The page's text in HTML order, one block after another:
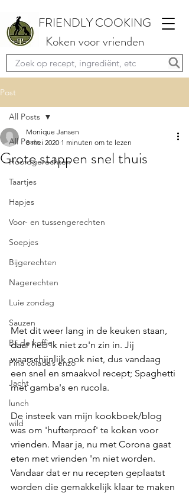
FRIENDLY COOKING
Koken voor vrienden
Post
All Posts
Hoofdgerechten
Taartjes
Hapjes
Voor- en tussengerechten
Soepjes
Bijgerechten
Nagerechten
Luie zondag
Sauzen
Bij de koffie
Pina colada’s enzo
Jacht
lunch
wild
All Posts
Grote stappen snel thuis
Monique Jansen
8 mei 2020 1 minuten om te lezen
Met dit weer lang in de keuken staan,
daar heb ik niet zo'n zin in. Jij
waarschijnlijk ook niet, dus vandaag
een snel en smaakvol recept; Spaghetti
met gamba's en rucola.
De insteek van mijn kookboek/blog
was om 'hufterproof' te koken voor
vrienden. Maar ja, nu met Corona gaat
eten met vrienden 'm niet worden.
Vandaar dat er nu recepten geplaatst
worden die gemakkelijk klaar te maken